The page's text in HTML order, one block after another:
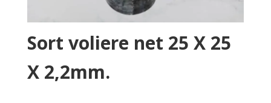
Sort voliere net 25 X 25
X 2,2mm.